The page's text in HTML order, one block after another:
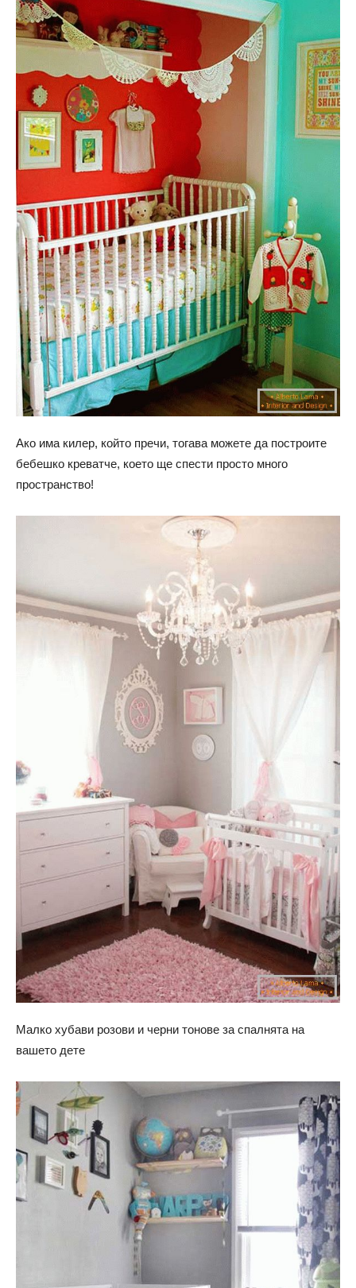
Ако има килер, който пречи, тогава можете да построите
бебешко креватче, което ще спести просто много
пространство!
Малко хубави розови и черни тонове за спалнята на
вашето дете